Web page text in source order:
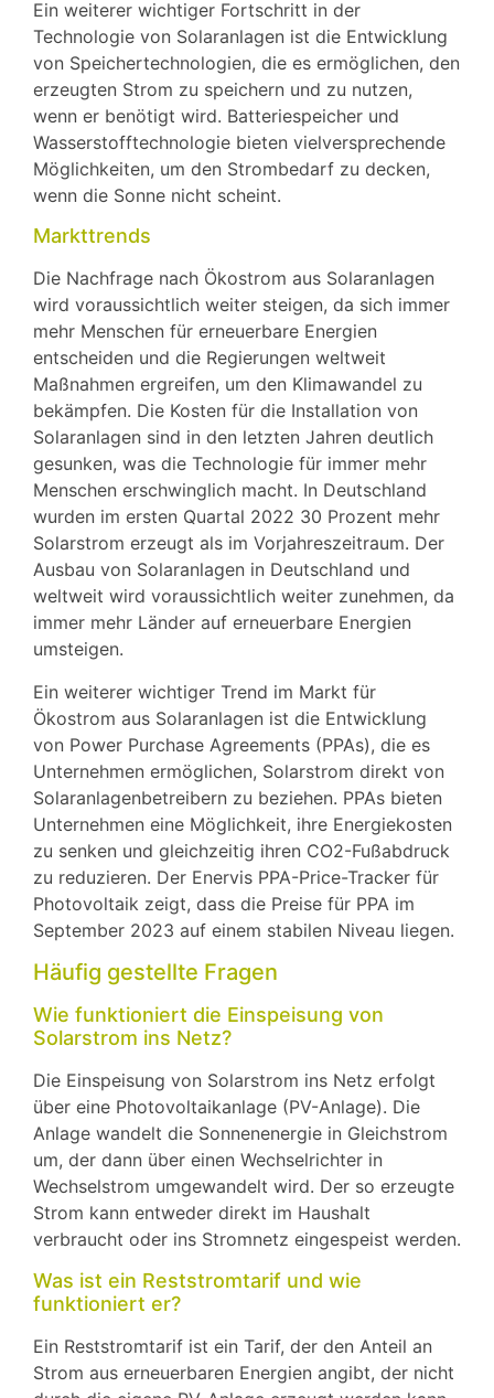
Ein weiterer wichtiger Fortschritt in der
Technologie von Solaranlagen ist die Entwicklung
von Speichertechnologien, die es ermöglichen, den
erzeugten Strom zu speichern und zu nutzen,
wenn er benötigt wird. Batteriespeicher und
Wasserstofftechnologie bieten vielversprechende
Möglichkeiten, um den Strombedarf zu decken,
wenn die Sonne nicht scheint.
Markttrends
Die Nachfrage nach Ökostrom aus Solaranlagen
wird voraussichtlich weiter steigen, da sich immer
mehr Menschen für erneuerbare Energien
entscheiden und die Regierungen weltweit
Maßnahmen ergreifen, um den Klimawandel zu
bekämpfen. Die Kosten für die Installation von
Solaranlagen sind in den letzten Jahren deutlich
gesunken, was die Technologie für immer mehr
Menschen erschwinglich macht. In Deutschland
wurden im ersten Quartal 2022 30 Prozent mehr
Solarstrom erzeugt als im Vorjahreszeitraum. Der
Ausbau von Solaranlagen in Deutschland und
weltweit wird voraussichtlich weiter zunehmen, da
immer mehr Länder auf erneuerbare Energien
umsteigen.
Ein weiterer wichtiger Trend im Markt für
Ökostrom aus Solaranlagen ist die Entwicklung
von Power Purchase Agreements (PPAs), die es
Unternehmen ermöglichen, Solarstrom direkt von
Solaranlagenbetreibern zu beziehen. PPAs bieten
Unternehmen eine Möglichkeit, ihre Energiekosten
zu senken und gleichzeitig ihren CO2-Fußabdruck
zu reduzieren. Der Enervis PPA-Price-Tracker für
Photovoltaik zeigt, dass die Preise für PPA im
September 2023 auf einem stabilen Niveau liegen.
Häufig gestellte Fragen
Wie funktioniert die Einspeisung von
Solarstrom ins Netz?
Die Einspeisung von Solarstrom ins Netz erfolgt
über eine Photovoltaikanlage (PV-Anlage). Die
Anlage wandelt die Sonnenenergie in Gleichstrom
um, der dann über einen Wechselrichter in
Wechselstrom umgewandelt wird. Der so erzeugte
Strom kann entweder direkt im Haushalt
verbraucht oder ins Stromnetz eingespeist werden.
Was ist ein Reststromtarif und wie
funktioniert er?
Ein Reststromtarif ist ein Tarif, der den Anteil an
Strom aus erneuerbaren Energien angibt, der nicht